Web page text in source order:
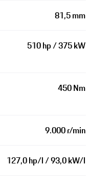
81,5 mm
510 hp / 375 kW
450 Nm
9.000 r/min
127,0 hp/l / 93,0 kW/l